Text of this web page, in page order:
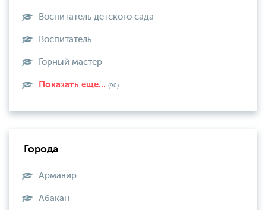
Воспитатель детского сада
Воспитатель
Горный мастер
Показать еще... (90)
Города
Армавир
Абакан